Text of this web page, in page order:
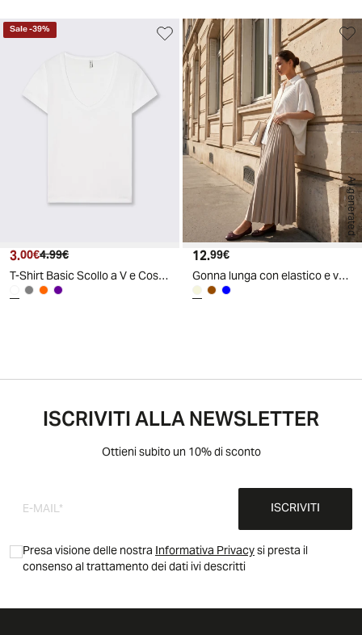
Sale-39%
Prezzo attuale
3.00€ Prezzo originale
4.99€
T-Shirt Basic Scollo a V e Coste - Bianco
AI generated
Prezzo attuale
12.99€
Gonna lunga con elastico e vestibilità ampia - Beige grano
ISCRIVITI ALLA NEWSLETTER
Ottieni subito un 10% di sconto
ISCRIVITI
Presa visione delle nostraInformativa Privacysi presta il
consenso al trattamento dei dati ivi descritti